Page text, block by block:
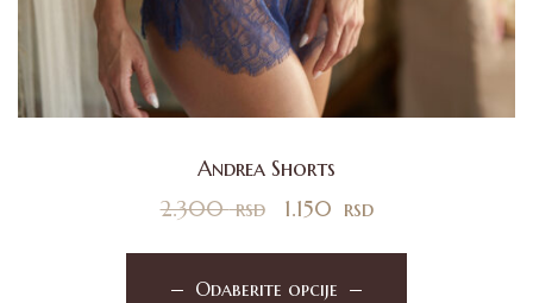
Andrea Shorts
2.300rsd 1.150 rsd
Odaberite opcije